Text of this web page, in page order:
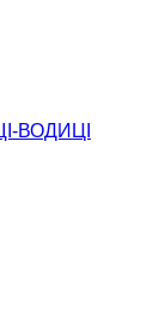
ВОДИЦІ